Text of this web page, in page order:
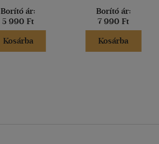
Borító ár:
5 990 Ft
Kosárba
Borító ár:
7 990 Ft
Kosárba